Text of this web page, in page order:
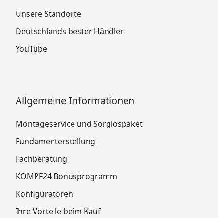
Unsere Standorte
Deutschlands bester Händler
YouTube
Allgemeine Informationen
Montageservice und Sorglospaket
Fundamenterstellung
Fachberatung
KÖMPF24 Bonusprogramm
Konfiguratoren
Ihre Vorteile beim Kauf